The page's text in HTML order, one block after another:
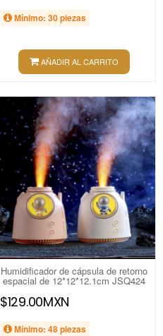
Mínimo: 30 piezas
AÑADIR AL CARRITO
Humidificador de cápsula de retorno
espacial de 12*12*12.1cm JSQ424
$129.00MXN
Mínimo: 48 piezas